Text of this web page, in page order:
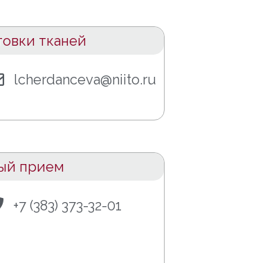
тканей
lcherdanceva@niito.ru
прием
+7 (383) 373-32-01